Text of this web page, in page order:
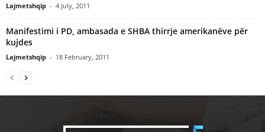
Lajmetshqip - 4 July, 2011
Manifestimi i PD, ambasada e SHBA thirrje amerikanëve për
kujdes
Lajmetshqip - 18 February, 2011